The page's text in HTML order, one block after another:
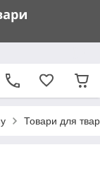
Товари для